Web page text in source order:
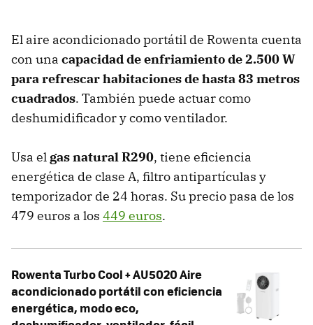
El aire acondicionado portátil de Rowenta cuenta
con una capacidad de enfriamiento de 2.500 W
para refrescar habitaciones de hasta 83 metros
cuadrados. También puede actuar como
deshumidificador y como ventilador.
Usa el gas natural R290, tiene eficiencia
energética de clase A, filtro antipartículas y
temporizador de 24 horas. Su precio pasa de los
479 euros a los 449 euros.
Rowenta Turbo Cool + AU5020 Aire
acondicionado portátil con eficiencia
energética, modo eco,